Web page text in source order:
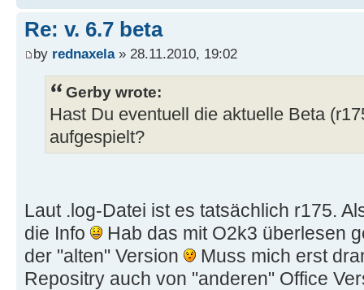
Re: v. 6.7 beta
by rednaxela» 28.11.2010, 19:02
Gerby wrote:
Hast Du eventuell die aktuelle Beta
aufgespielt?
Laut .log-Datei ist es tatsächlich r175.
die Info
Hab das mit O2k3 überlesen
der "alten" Version
Muss mich erst
Repositry auch von "anderen" Office